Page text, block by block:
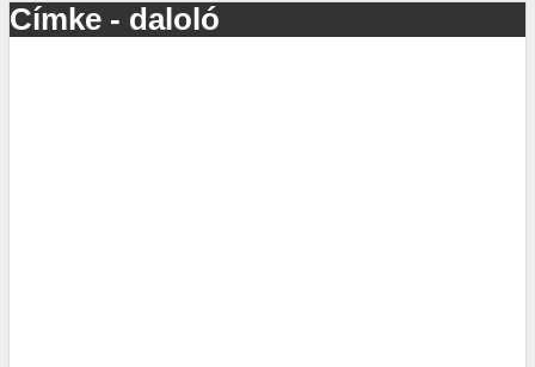
Címke - daloló